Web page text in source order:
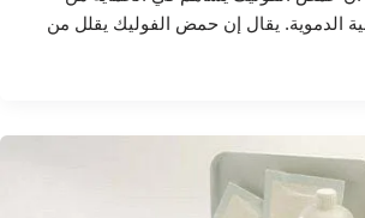
الدموية. يقال إن حمض الفوليك يقلل من